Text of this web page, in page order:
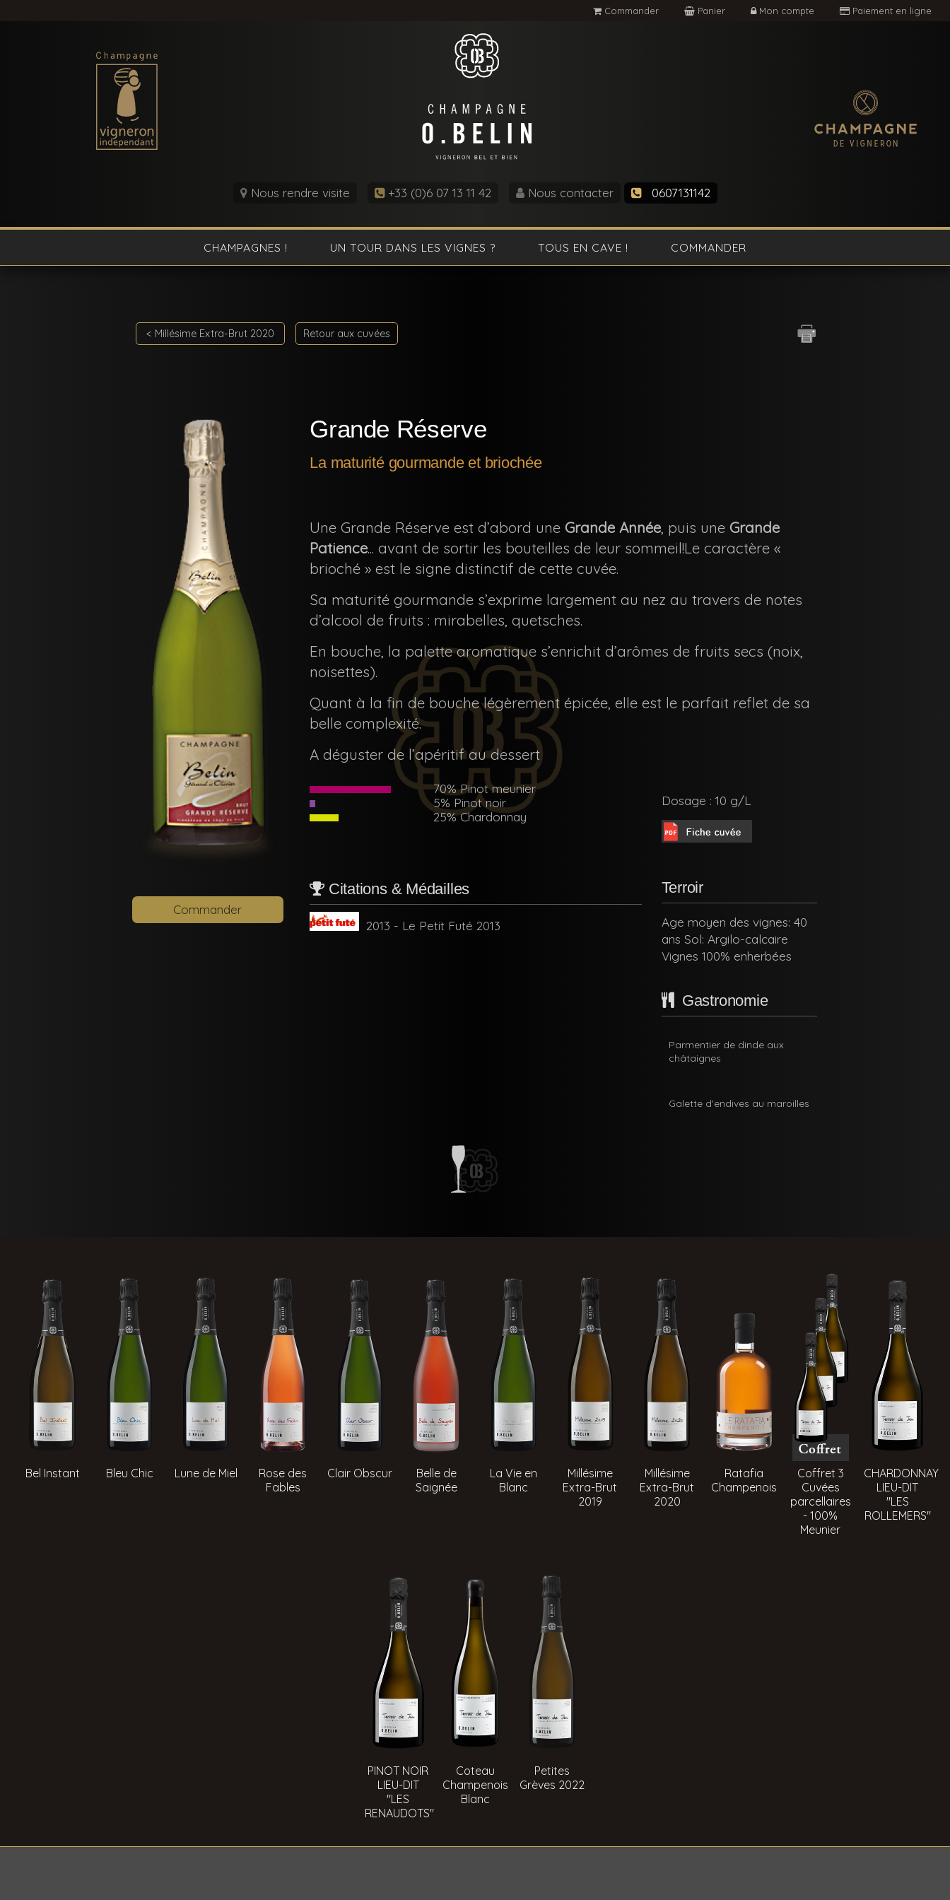
Commander Panier Mon compte Paiement en ligne
Nous rendre visite +33 (0)6 07 13 11 42 Nous contacter 0607131142
CHAMPAGNES ! UN TOUR DANS LES VIGNES ? TOUS EN CAVE ! COMMANDER
< Millésime Extra-Brut 2020 Retour aux cuvées
Commander
Grande Réserve
La maturité gourmande et briochée
Une Grande Réserve est d’abord une Grande Année , puis uneGrande
Patience... avant de sortir les bouteilles de leur sommeil!Le caractère «
brioché » est le signe distinctif de cette cuvée.
Sa maturité gourmande s’exprime largement au nez au travers de notes
d’alcool de fruits : mirabelles, quetsches.
En bouche, la palette aromatique s’enrichit d’arômes de fruits secs (noix,
noisettes).
Quant à la fin de bouche légèrement épicée, elle est le parfait reflet de sa
belle complexité.
A déguster de l’apéritif au dessert
70% Pinot meunier
5% Pinot noir
25% Chardonnay
Dosage : 10 g/L
Citations & Médailles
2013 - Le Petit Futé 2013
Terroir
Age moyen des vignes: 40
ans Sol: Argilo-calcaire
Vignes 100% enherbées
Gastronomie
Parmentier de dinde aux
châtaignes
Galette d'endives au maroilles
Bel Instant Bleu Chic Lune de Miel
Rose des
Fables
Clair Obscur
Belle de
Saignée
La Vie en
Blanc
Millésime
Extra-Brut
2019
Millésime
Extra-Brut
2020
Ratafia
Champenois
Coffret 3
Cuvées
parcellaires
- 100%
Meunier
CHARDONNAY
LIEU-DIT
"LES
ROLLEMERS"
PINOT NOIR
LIEU-DIT
"LES
RENAUDOTS"
Coteau
Champenois
Blanc
Petites
Grèves 2022